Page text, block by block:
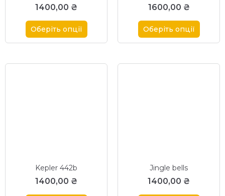
1400,00 ₴
Оберіть опції
1600,00 ₴
Оберіть опції
Kepler 442b
1400,00 ₴
Jingle bells
1400,00 ₴